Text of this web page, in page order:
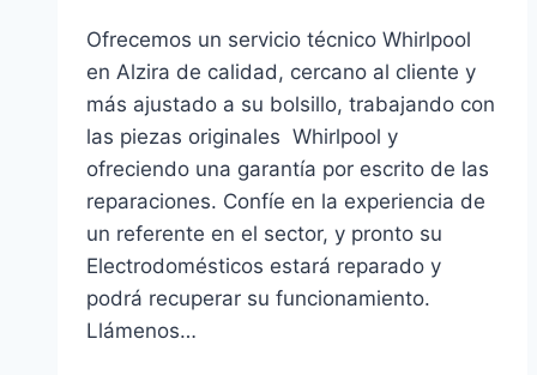
Ofrecemos un servicio técnico Whirlpool
en Alzira de calidad, cercano al cliente y
más ajustado a su bolsillo, trabajando con
las piezas originales Whirlpool y
ofreciendo una garantía por escrito de las
reparaciones. Confíe en la experiencia de
un referente en el sector, y pronto su
Electrodomésticos estará reparado y
podrá recuperar su funcionamiento.
Llámenos…